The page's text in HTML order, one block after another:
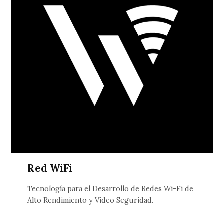
Red WiFi
Tecnología para el Desarrollo de Redes Wi-Fi de
Alto Rendimiento y Video Seguridad.